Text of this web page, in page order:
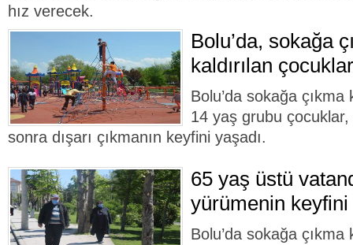
hız verecek.
Bolu’da, sokağa
kaldırılan
Bolu’da sokağa çıkma
14 yaş grubu
sonra dışarı çıkmanın keyfini yaşadı.
65 yaş üstü
yürümenin keyfini
Bolu’da sokağa çıkma